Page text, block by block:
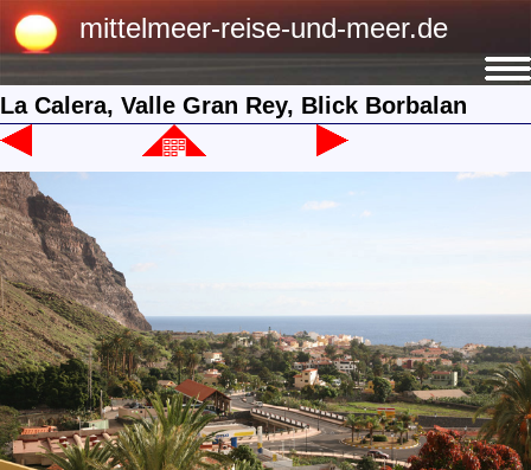
mittelmeer-reise-und-meer.de
La Calera, Valle Gran Rey, Blick Borbalan